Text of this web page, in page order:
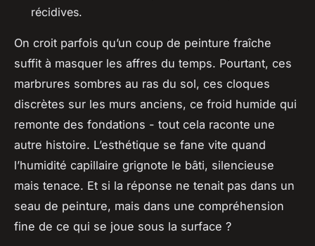
récidives.
On croit parfois qu’un coup de peinture fraîche
suffit à masquer les affres du temps. Pourtant, ces
marbrures sombres au ras du sol, ces cloques
discrètes sur les murs anciens, ce froid humide qui
remonte des fondations - tout cela raconte une
autre histoire. L’esthétique se fane vite quand
l’humidité capillaire grignote le bâti, silencieuse
mais tenace. Et si la réponse ne tenait pas dans un
seau de peinture, mais dans une compréhension
fine de ce qui se joue sous la surface ?